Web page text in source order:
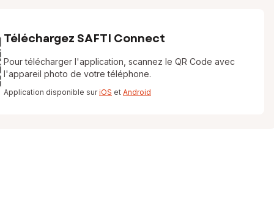
Téléchargez SAFTI Connect
Pour télécharger l'application, scannez le QR Code avec
l'appareil photo de votre téléphone.
Application disponible suriOS et Android